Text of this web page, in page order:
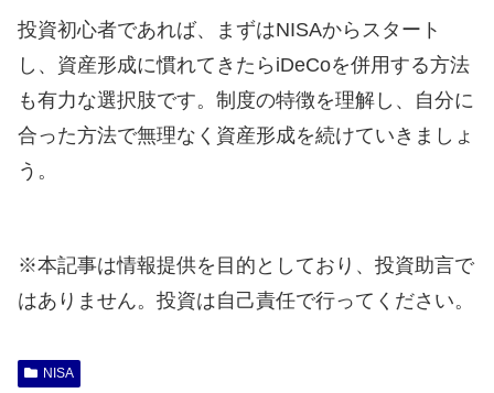
投資初心者であれば、まずはNISAからスタート
し、資産形成に慣れてきたらiDeCoを併用する方法
も有力な選択肢です。制度の特徴を理解し、自分に
合った方法で無理なく資産形成を続けていきましょ
う。
※本記事は情報提供を目的としており、投資助言で
はありません。投資は自己責任で行ってください。
NISA